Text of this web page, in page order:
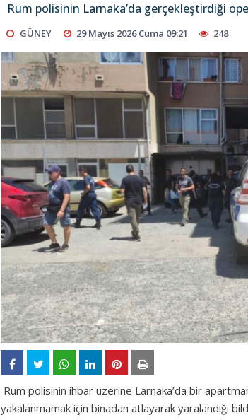
Rum polisinin Larnaka’da gerçekleştirdiği
GÜNEY 29 Mayıs 2026 Cuma 09:21 248
Rum polisinin ihbar üzerine Larnaka’da bir
yakalanmamak için binadan atlayarak yaralandığı